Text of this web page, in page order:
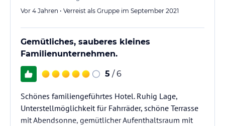
Vor 4 Jahren • Verreist als Gruppe im September 2021
Gemütliches, sauberes kleines
Familienunternehmen.
5 / 6
Schönes familiengeführtes Hotel. Ruhig Lage,
Unterstellmöglichkeit für Fahrräder, schöne Terrasse
mit Abendsonne, gemütlicher Aufenthaltsraum mit